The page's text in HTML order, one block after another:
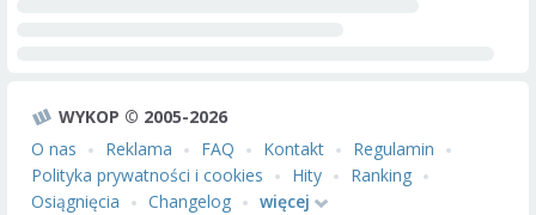
WYKOP © 2005-2026
O nas
Reklama FAQ Kontakt
Regulamin
Polityka prywatności i cookies
Hity
Ranking
Osiągnięcia
Changelog więcej